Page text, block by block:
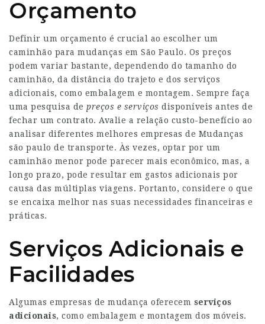
Orçamento
Definir um orçamento é crucial ao escolher um
caminhão para mudanças em São Paulo. Os preços
podem variar bastante, dependendo do tamanho do
caminhão, da distância do trajeto e dos serviços
adicionais, como embalagem e montagem. Sempre faça
uma pesquisa de preços e serviços disponíveis antes de
fechar um contrato. Avalie a relação custo-benefício ao
analisar diferentes melhores empresas de Mudanças
são paulo de transporte. Às vezes, optar por um
caminhão menor pode parecer mais econômico, mas, a
longo prazo, pode resultar em gastos adicionais por
causa das múltiplas viagens. Portanto, considere o que
se encaixa melhor nas suas necessidades financeiras e
práticas.
Serviços Adicionais e
Facilidades
Algumas empresas de mudança oferecem serviços
adicionais, como embalagem e montagem dos móveis.